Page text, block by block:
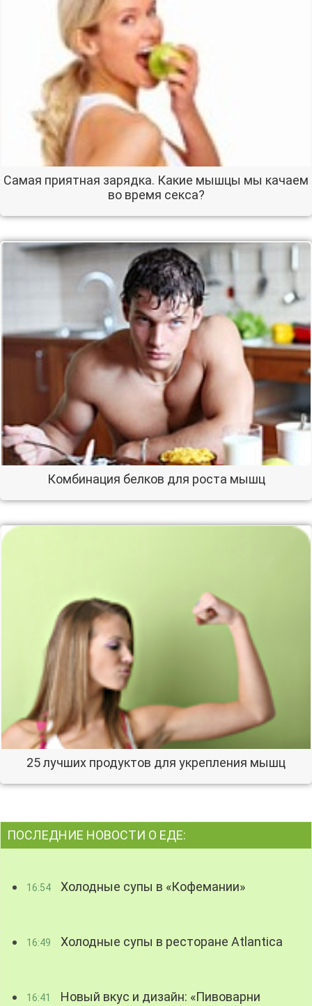
Самая приятная зарядка. Какие мышцы мы качаем
во время секса?
Комбинация белков для роста мышц
25 лучших продуктов для укрепления мышц
ПОСЛЕДНИЕ НОВОСТИ О ЕДЕ:
16:54 Холодные супы в «Кофемании»
16:49 Холодные супы в ресторане Atlantica
16:41
Новый вкус и дизайн: «Пивоварни